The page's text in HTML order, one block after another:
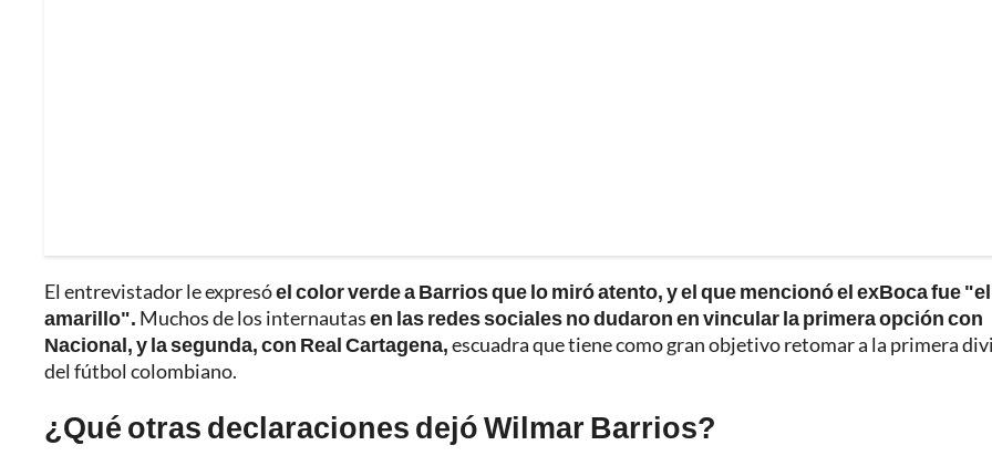
El entrevistador le expresóel color verde a Barrios que lo miró atento, y el que mencionó el exBoca fue "el
amarillo". Muchos de los internautasen las redes sociales no dudaron en vincular la primera opción con
Nacional, y la segunda, con Real Cartagena,escuadra que tiene como gran objetivo retomar a la primera
del fútbol colombiano.
¿Qué otras declaraciones dejó Wilmar Barrios?